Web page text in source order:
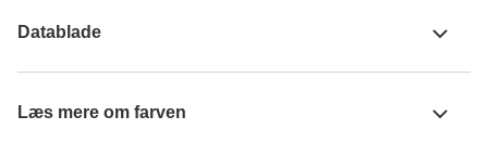
Datablade
Læs mere om farven